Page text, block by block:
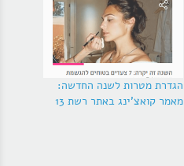
הגדרת מטרות לשנה החדשה:
מאמר קואצ'ינג באתר רשת 13